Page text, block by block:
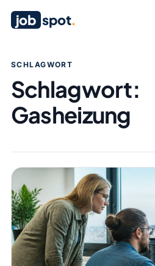
job spot.
SCHLAGWORT
Schlagwort:
Gasheizung